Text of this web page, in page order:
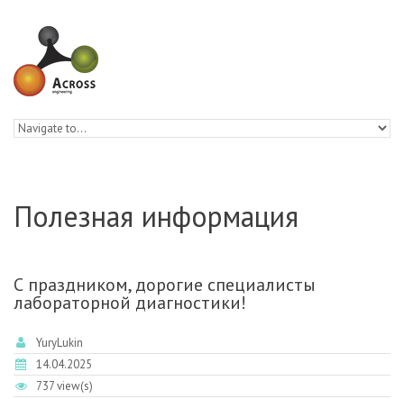
Полезная информация
С праздником, дорогие специалисты
лабораторной диагностики!
YuryLukin
14.04.2025
737 view(s)